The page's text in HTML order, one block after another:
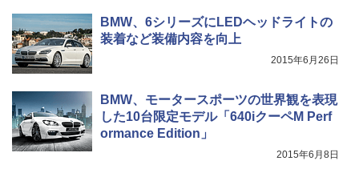
BMW、6シリーズにLEDヘッドライトの
装着など装備内容を向上
2015年6月26日
BMW、モータースポーツの世界観を表現
した10台限定モデル「640iクーペM Perf
ormance Edition」
2015年6月8日